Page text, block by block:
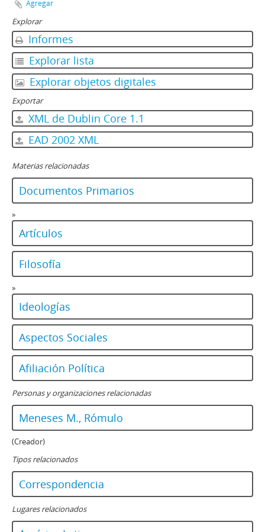
Agregar
Explorar
Informes
Explorar lista
Explorar objetos digitales
Exportar
XML de Dublin Core 1.1
EAD 2002 XML
Materias relacionadas
Documentos Primarios
»
Artículos
Filosofía
»
Ideologías
Aspectos Sociales
Afiliación Política
Personas y organizaciones relacionadas
Meneses M., Rómulo
(Creador)
Tipos relacionados
Correspondencia
Lugares relacionados